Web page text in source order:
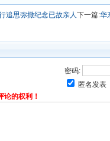
追思弥撒纪念已故亲人下一篇:华
密码:
匿名发表
的权利！